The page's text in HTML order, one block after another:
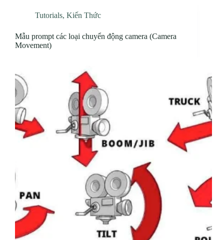
Tutorials, Kiến Thức
Mẫu prompt các loại chuyển động camera (Camera
Movement)